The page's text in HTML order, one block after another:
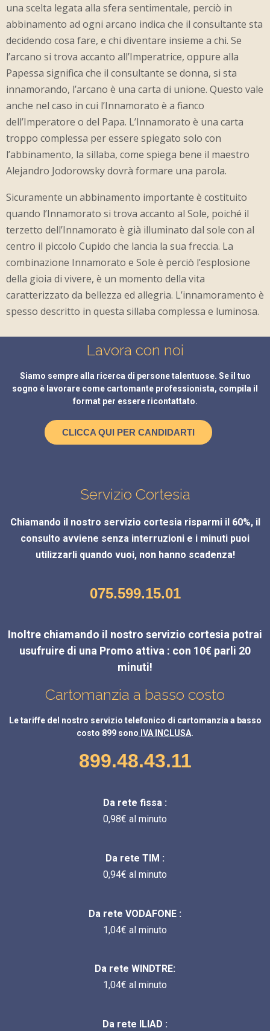
una scelta legata alla sfera sentimentale, perciò in
abbinamento ad ogni arcano indica che il consultante sta
decidendo cosa fare, e chi diventare insieme a chi. Se
l’arcano si trova accanto all’Imperatrice, oppure alla
Papessa significa che il consultante se donna, si sta
innamorando, l’arcano è una carta di unione. Questo vale
anche nel caso in cui l’Innamorato è a fianco
dell’Imperatore o del Papa. L’Innamorato è una carta
troppo complessa per essere spiegato solo con
l’abbinamento, la sillaba, come spiega bene il maestro
Alejandro Jodorowsky dovrà formare una parola.
Sicuramente un abbinamento importante è costituito
quando l’Innamorato si trova accanto al Sole, poiché il
terzetto dell’Innamorato è già illuminato dal sole con al
centro il piccolo Cupido che lancia la sua freccia. La
combinazione Innamorato e Sole è perciò l’esplosione
della gioia di vivere, è un momento della vita
caratterizzato da bellezza ed allegria. L’innamoramento è
spesso descritto in questa sillaba complessa e luminosa.
Lavora con noi
Siamo sempre alla ricerca di persone talentuose. Se il tuo
sogno è lavorare come cartomante professionista, compila il
format per essere ricontattato.
CLICCA QUI PER CANDIDARTI
Servizio Cortesia
Chiamando il nostro servizio cortesia risparmi il 60%, il
consulto avviene senza interruzioni e i minuti puoi
utilizzarli quando vuoi, non hanno scadenza!
075.599.15.01
Inoltre chiamando il nostro servizio cortesia potrai
usufruire di una Promo attiva : con 10€ parli 20
minuti!
Cartomanzia a basso costo
Le tariffe del nostro servizio telefonico di cartomanzia a basso
costo 899 sono IVA INCLUSA.
899.48.43.11
Da rete fissa :
0,98€ al minuto
Da rete TIM :
0,94€ al minuto
Da rete VODAFONE :
1,04€ al minuto
Da rete WINDTRE:
1,04€ al minuto
Da rete ILIAD :